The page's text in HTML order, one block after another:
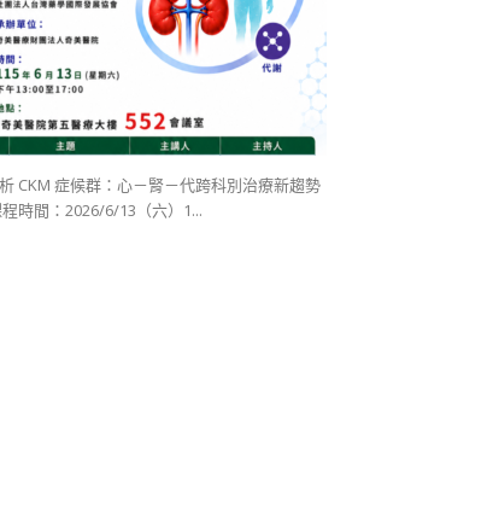
CKM 症候群：心－腎－代跨科別治療新趨勢
時間：2026/6/13（六）1...